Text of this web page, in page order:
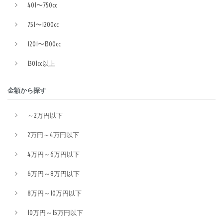
401〜750cc
751〜1200cc
1201〜1300cc
1301cc以上
金額から探す
～2万円以下
2万円～4万円以下
4万円～6万円以下
6万円～8万円以下
8万円～10万円以下
10万円～15万円以下